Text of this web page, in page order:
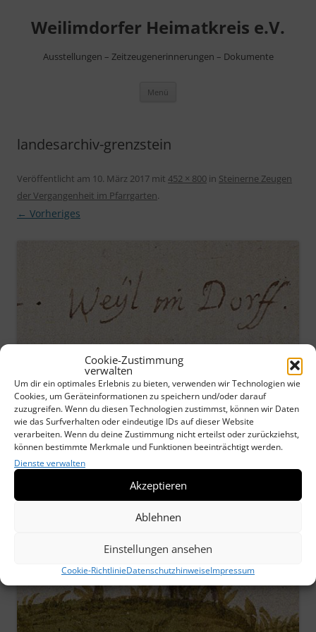
Cookie-Zustimmung
verwalten
Um dir ein optimales Erlebnis zu bieten, verwenden wir Technologien wie
Cookies, um Geräteinformationen zu speichern und/oder darauf
zuzugreifen. Wenn du diesen Technologien zustimmst, können wir Daten
wie das Surfverhalten oder eindeutige IDs auf dieser Website
verarbeiten. Wenn du deine Zustimmung nicht erteilst oder zurückziehst,
können bestimmte Merkmale und Funktionen beeinträchtigt werden.
Dienste verwalten
Akzeptieren
Ablehnen
Einstellungen ansehen
Cookie-RichtlinieDatenschutzhinweiseImpressum
springen
Weilimdorfer Heimatkreis e.V.
Ausstellungen – Zeitzeugenerinnerungen – Dokumente
Menü
landesarchiv-grenzstein
Veröffentlicht am 10. März 2017 mit 452 × 800 in Steinerne Zeugen
der Vergangenheit im Pfarrgarten.
← Vorheriges